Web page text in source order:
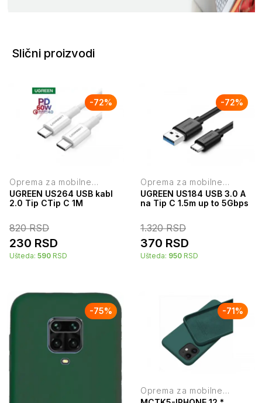
Slični proizvodi
-72%
Oprema za mobilne
telefone
UGREEN US264 USB kabl
2.0 Tip CTip C 1M
820RSD
230 RSD
Ušteda: 590 RSD
-72%
Oprema za mobilne
telefone
UGREEN US184 USB 3.0 A
na Tip C 1.5m up to 5Gbps
1.320RSD
370 RSD
Ušteda: 950 RSD
-75% -71%
Oprema za mobilne
telefone